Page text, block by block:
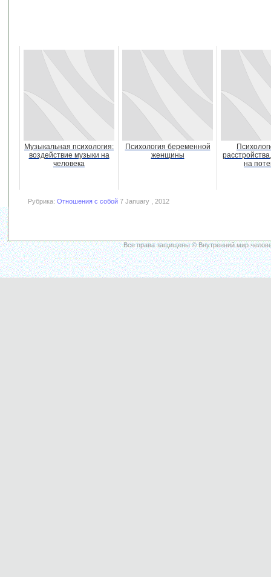
Музыкальная психология:
воздействие музыки на
человека
Психология беременной
женщины
на
Рубрика: Отношения с собой 7 January , 2012
Все права защищены © Внутренний мир